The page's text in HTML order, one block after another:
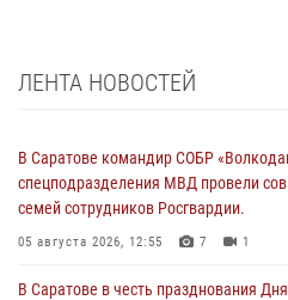
ЛЕНТА НОВОСТЕЙ
В Саратове командир СОБР
спецподразделения МВД провели
семей сотрудников Росгвардии.
05 августа 2026, 12:55 7 1
В Саратове в честь празднования